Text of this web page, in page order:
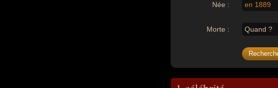
Née : en 1889
Morte : Quand ?